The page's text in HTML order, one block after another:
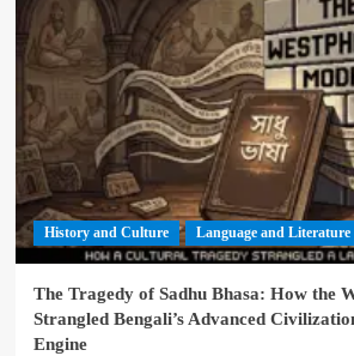
History and Culture Language and Literature
The Tragedy of Sadhu Bhasa: How the
Strangled Bengali’s Advanced
Engine